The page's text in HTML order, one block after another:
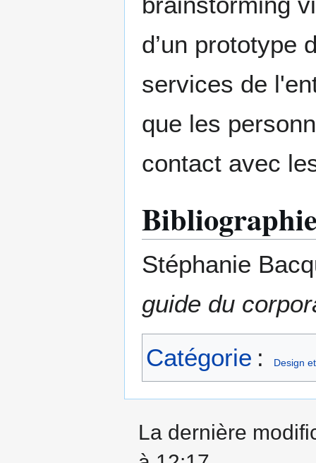
d’un prototype
services de
que les
contact avec
Stéphanie
guide du
Catégorie : Design
La dernière